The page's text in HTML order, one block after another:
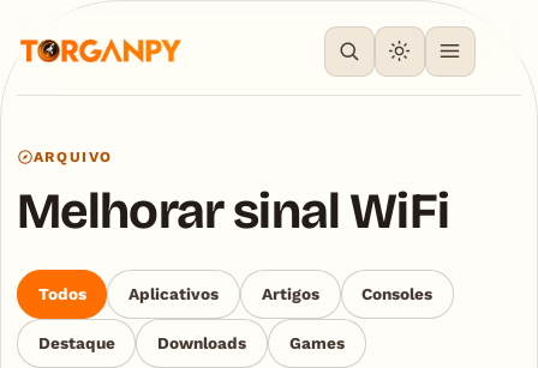
ARQUIVO
Melhorar sinal WiFi
Todos Aplicativos Artigos Consoles
Destaque Downloads Games